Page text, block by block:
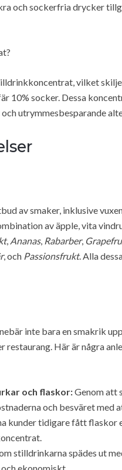
och sockerfria drycker
vilket
10% socker. Dessa
utrymmesbesparande
av smaker, inklusive
av äpple, vita
, Ananas, Rabarber,
, och Passionsfrukt. Alla
inte bara en smakrik
Här är några
och flaskor:Genom att
och besväret med
kunder tidigare fått flaskor
stilldrinkarna spädes ut